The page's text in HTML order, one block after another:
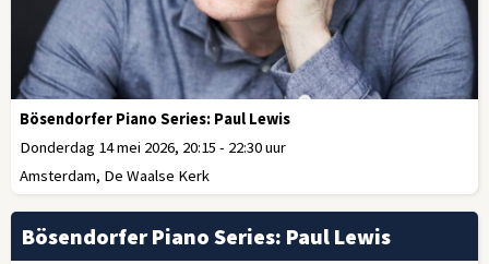
Bösendorfer Piano Series: Paul Lewis
Donderdag 14 mei 2026, 20:15 - 22:30 uur
Amsterdam, De Waalse Kerk
Bösendorfer Piano Series: Paul Lewis